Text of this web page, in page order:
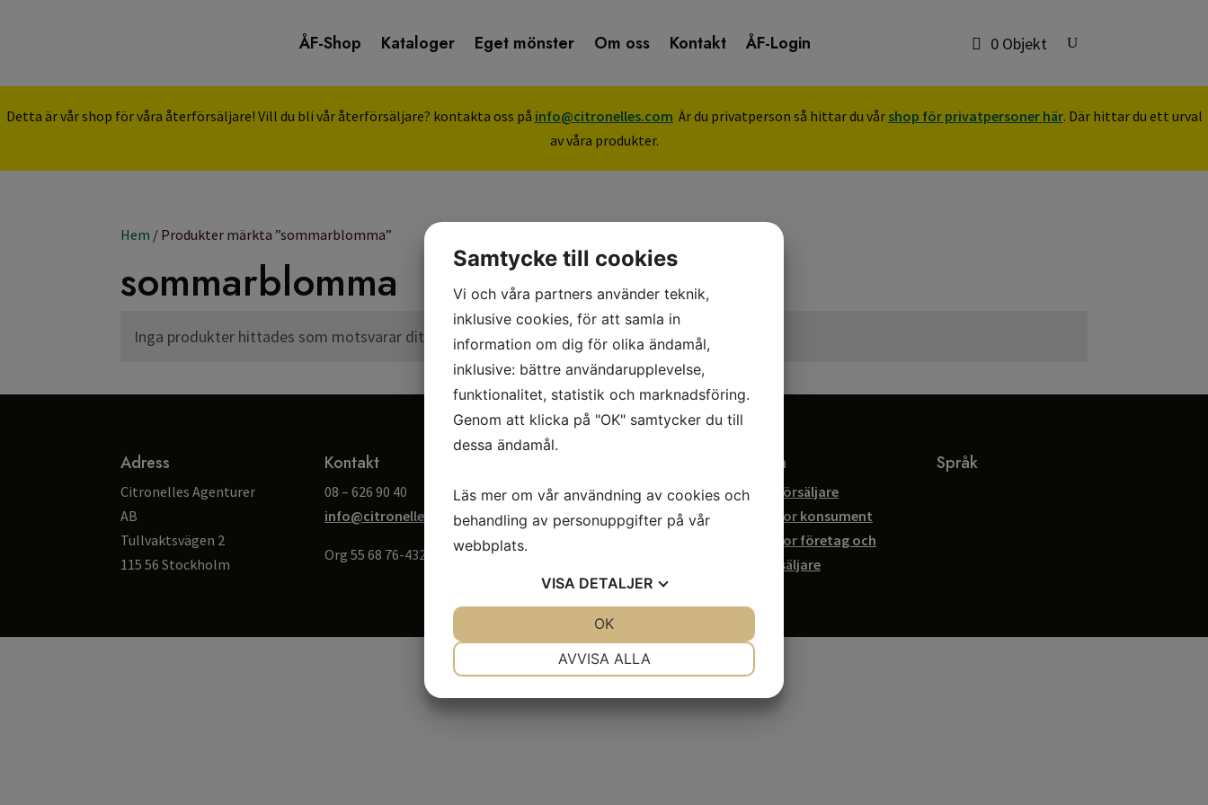
ÅF-Shop Kataloger Eget mönster Om oss Kontakt ÅF-Login 0 Objekt
Detta är vår shop för våra återförsäljare! Vill du bli vår återförsäljare? kontakta oss på info@citronelles.com Är du privatperson så hittar du vår shop för privatpersoner här. Där hittar du ett urval
av våra produkter.
Hem / Produkter märkta ”sommarblomma”
sommarblomma
Inga produkter hittades som motsvarar ditt val.
Adress
Citronelles Agenturer
AB
Tullvaktsvägen 2
115 56 Stockholm
Kontakt
08 – 626 90 40
info@citronelles.com
Org 55 68 76-4327
Instagram
Facebook
Shopen
Bli återförsäljare
Köpvillkor konsument
Köpvillkor företag och
återförsäljare
Språk
Samtycke till cookies
Vi och våra partners använder teknik,
inklusive cookies, för att samla in
information om dig för olika ändamål,
inklusive: bättre användarupplevelse,
funktionalitet, statistik och marknadsföring.
Genom att klicka på "OK" samtycker du till
dessa ändamål.
Läs mer om vår användning av cookies och
behandling av personuppgifter på vår
webbplats.
VISA DETALJER
AVVISA ALLA
OK